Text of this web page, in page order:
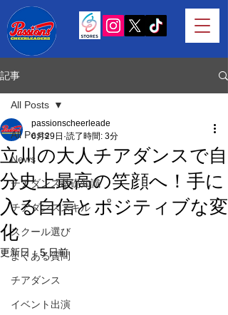
記事
All Posts
News
チアダンス基礎知識
チアダンススキル
スクール選び
よくある質問
チアダンス
イベント出演
All Posts
立川の大人チアダンスで自
分史上最高の笑顔へ！手に
入る自信とポジティブな変
化
passionscheerleade
6月29日 読了時間: 3分
更新日：5 日前